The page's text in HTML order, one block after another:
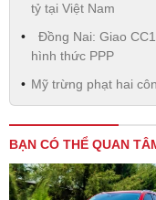
tỷ tại Việt Nam
Đồng Nai: Giao
hình thức PPP
Mỹ trừng phạt hai
BẠN CÓ THỂ QUAN